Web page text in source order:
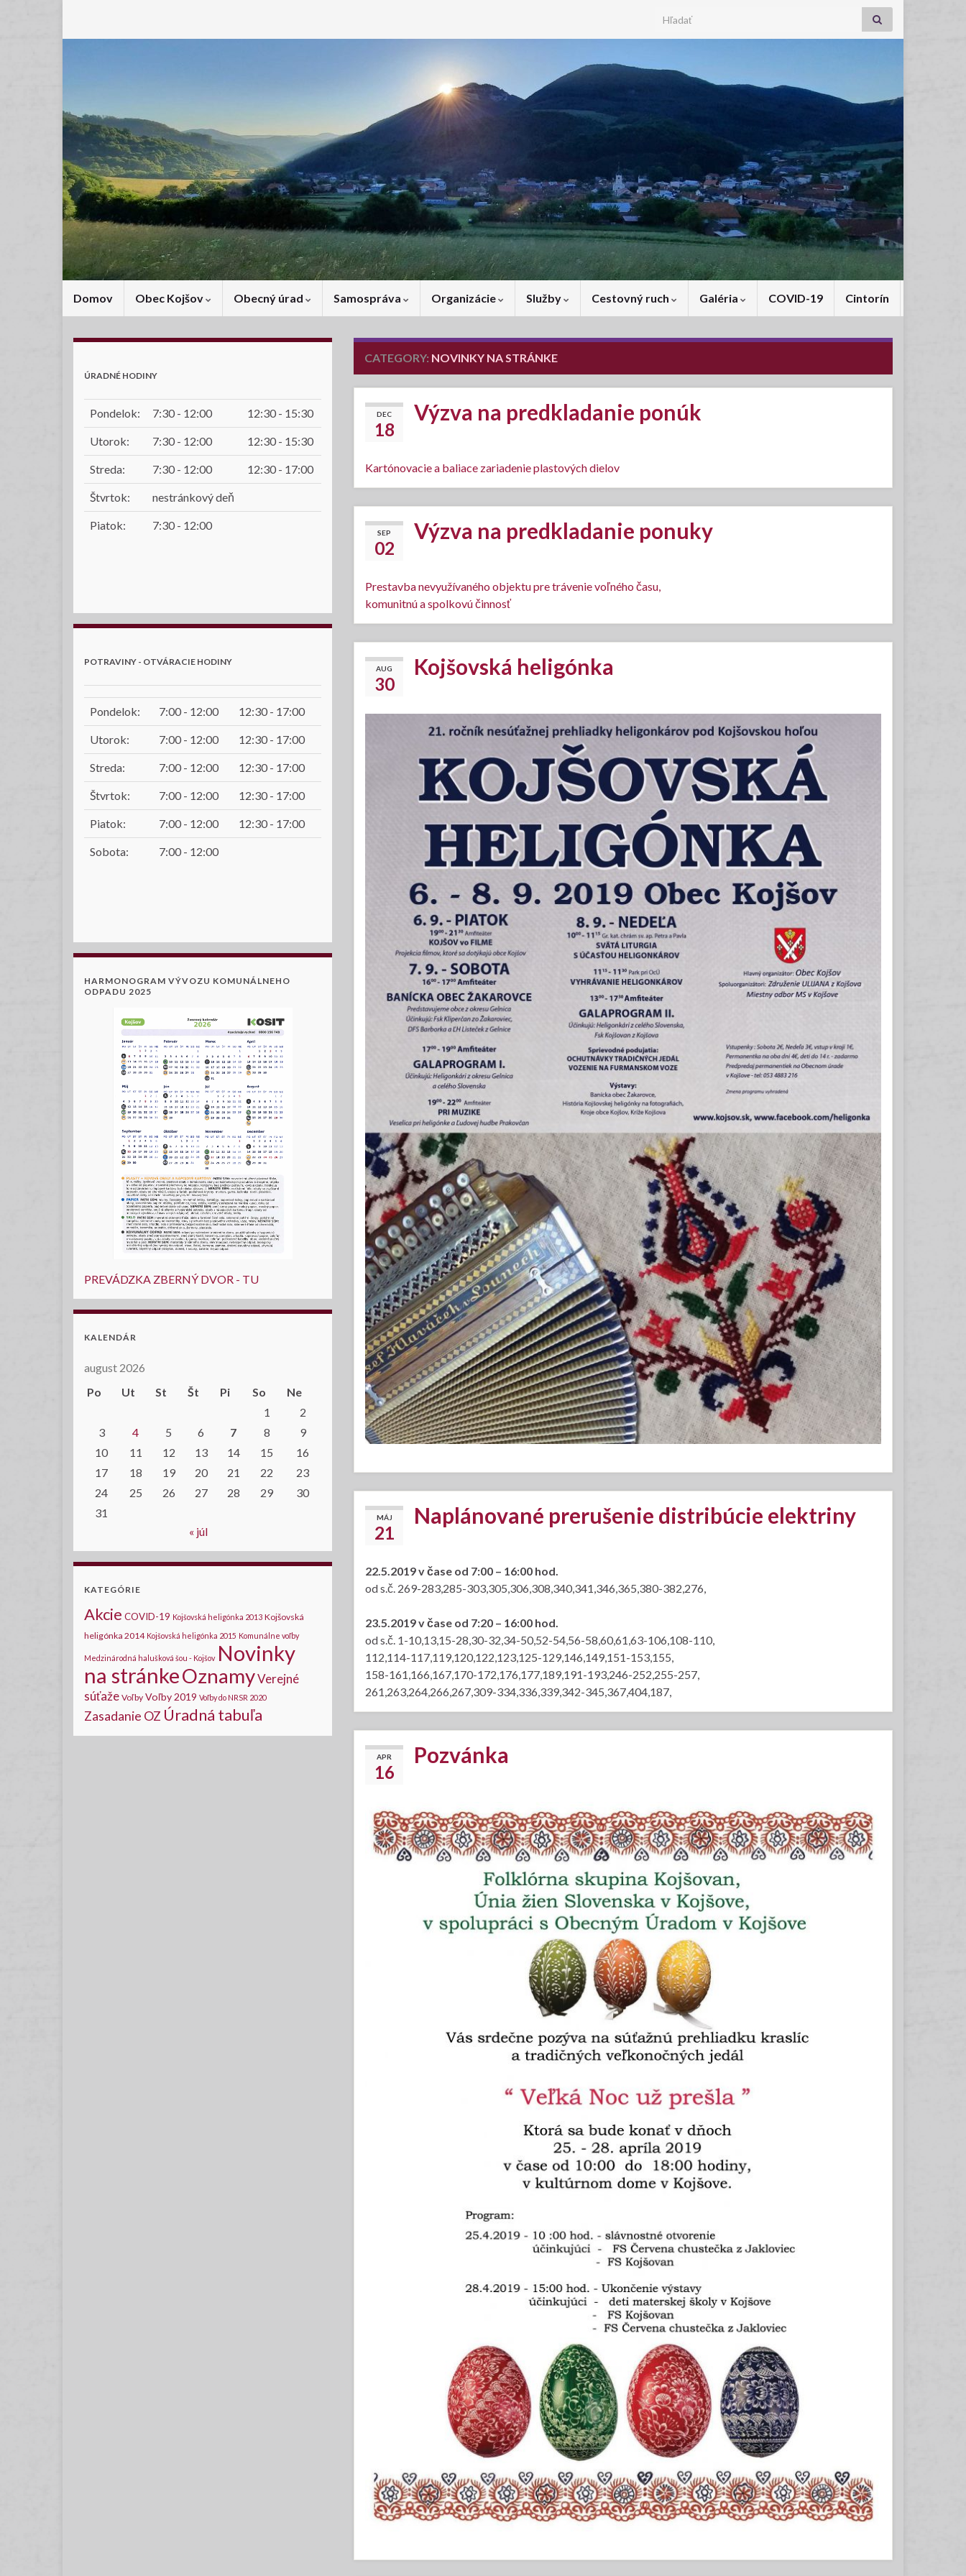
Search for:
Domov Obec Kojšov Obecný úrad Samospráva Organizácie Služby Cestovný ruch Galéria COVID-19 Cintorín
CATEGORY: NOVINKY NA STRÁNKE
DEC
18
Výzva na predkladanie ponúk
Kartónovacie a baliace zariadenie plastových dielov
SEP
02
Výzva na predkladanie ponuky
Prestavba nevyužívaného objektu pre trávenie voľného času,
komunitnú a spolkovú činnosť
AUG
30
Kojšovská heligónka
MÁJ
21
Naplánované prerušenie distribúcie elektriny
22.5.2019 v čase od 7:00 – 16:00 hod.
od s.č. 269-283,285-303,305,306,308,340,341,346,365,380-382,276,
23.5.2019 v čase od 7:20 – 16:00 hod.
od s.č. 1-10,13,15-28,30-32,34-50,52-54,56-58,60,61,63-106,108-110,
112,114-117,119,120,122,123,125-129,146,149,151-153,155,
158-161,166,167,170-172,176,177,189,191-193,246-252,255-257,
261,263,264,266,267,309-334,336,339,342-345,367,404,187,
APR
16
Pozvánka
ÚRADNÉ HODINY
Pondelok: 7:30 - 12:00 12:30 - 15:30
Utorok: 7:30 - 12:00 12:30 - 15:30
Streda: 7:30 - 12:00 12:30 - 17:00
Štvrtok: nestránkový deň
Piatok: 7:30 - 12:00
POTRAVINY - OTVÁRACIE HODINY
Pondelok: 7:00 - 12:00 12:30 - 17:00
Utorok: 7:00 - 12:00 12:30 - 17:00
Streda: 7:00 - 12:00 12:30 - 17:00
Štvrtok: 7:00 - 12:00 12:30 - 17:00
Piatok: 7:00 - 12:00 12:30 - 17:00
Sobota: 7:00 - 12:00
HARMONOGRAM VÝVOZU KOMUNÁLNEHO
ODPADU 2025
PREVÁDZKA ZBERNÝ DVOR - TU
KALENDÁR
august 2026
Po
Ut St Št Pi So
Ne
1
2
3
4 5 6 7 8
9
10
11 12 13 14 15
16
17
18 19 20 21 22
23
24
25 26 27 28 29
30
31
« júl
KATEGÓRIE
Akcie COVID-19 Kojšovská heligónka 2013 Kojšovská
heligónka 2014 Kojšovská heligónka 2015 Komunálne voľby
Medzinárodná halušková šou - Kojšov Novinky
na stránkeOznamyVerejné
súťaže Voľby Voľby 2019 Voľby do NRSR 2020
Zasadanie OZ Úradná tabuľa